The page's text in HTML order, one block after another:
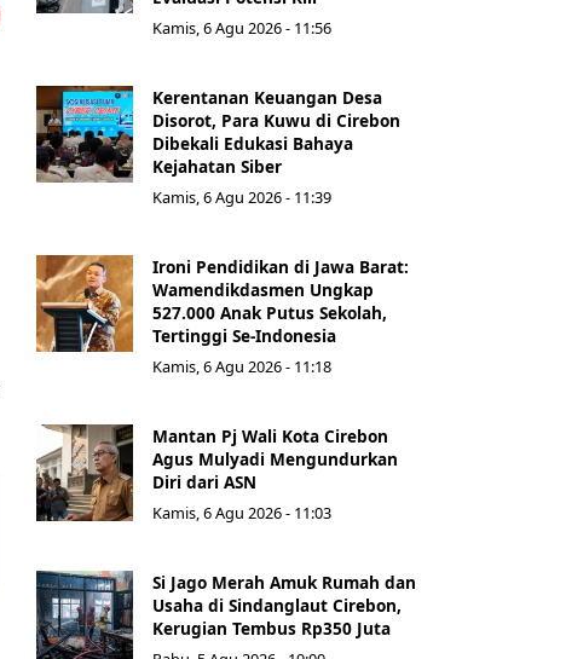
Kamis, 6 Agu 2026 - 11:56
Kerentanan Keuangan Desa
Disorot, Para Kuwu di Cirebon
Dibekali Edukasi Bahaya
Kejahatan Siber
Kamis, 6 Agu 2026 - 11:39
Ironi Pendidikan di Jawa Barat:
Wamendikdasmen Ungkap
527.000 Anak Putus Sekolah,
Tertinggi Se-Indonesia
Kamis, 6 Agu 2026 - 11:18
Mantan Pj Wali Kota Cirebon
Agus Mulyadi Mengundurkan
Diri dari ASN
Kamis, 6 Agu 2026 - 11:03
Si Jago Merah Amuk Rumah dan
Usaha di Sindanglaut Cirebon,
Kerugian Tembus Rp350 Juta